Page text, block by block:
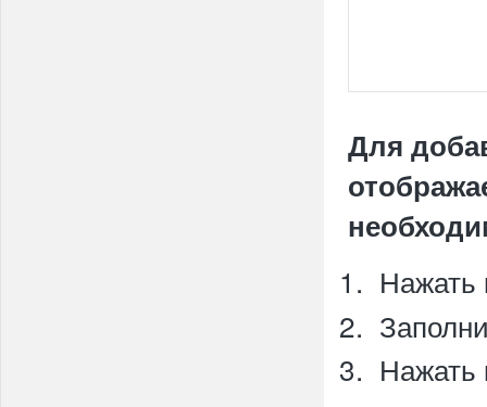
Для
Нажать
Нажать